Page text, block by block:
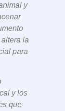
y
la
para
y los
que